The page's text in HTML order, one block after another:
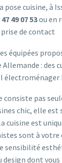
cuisine, à
47 49 07 53ou en
de contact
équipées
Allemande : des
électroménager
consiste pas
chic, elle est
cuisine est
sont à votre
sensibilité
design dont vous